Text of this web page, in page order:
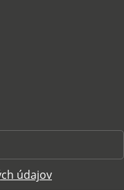
údajov